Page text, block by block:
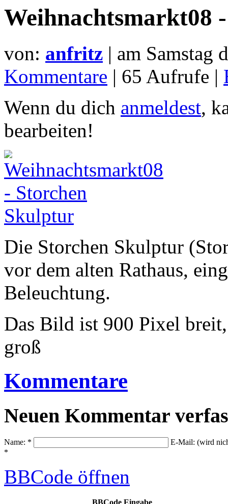
Weihnachtsmarkt08
von: anfritz | am Samstag
Kommentare | 65 Aufrufe |
Wenn du dich anmeldest,
bearbeiten!
Die Storchen Skulptur
vor dem alten Rathaus,
Beleuchtung.
Das Bild ist 900 Pixel
groß
Kommentare
Neuen Kommentar
Name: *
E-Mail: (wird
*
BBCode öffnen
BBCode Eingabe